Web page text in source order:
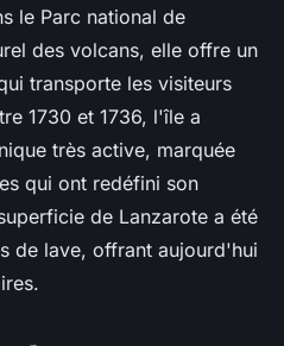
le Parc national de
des volcans, elle offre un
transporte les visiteurs
1730 et 1736, l'île a
très active, marquée
qui ont redéfini son
de Lanzarote a été
de lave, offrant aujourd'hui